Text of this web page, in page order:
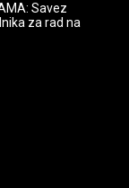
Savez
za rad na